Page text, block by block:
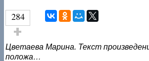
284
Голос за!
Цветаева Марина. Текст
положа…